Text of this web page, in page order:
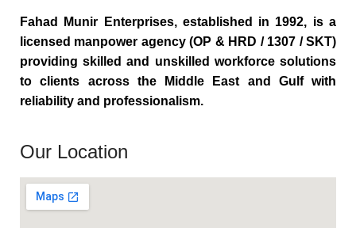
Fahad Munir Enterprises, established in 1992, is a
licensed manpower agency (OP & HRD / 1307 / SKT)
providing skilled and unskilled workforce solutions
to clients across the Middle East and Gulf with
reliability and professionalism.
Our Location